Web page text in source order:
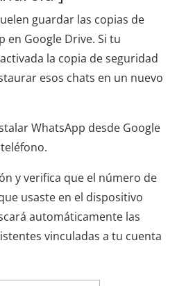
guardar las copias de
en Google Drive. Si tu
la copia de seguridad
esos chats en un nuevo
WhatsApp desde Google
y verifica que el número de
usaste en el dispositivo
automáticamente las
vinculadas a tu cuenta